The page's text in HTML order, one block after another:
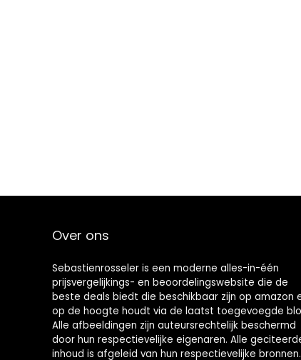
Over ons
Sebastienrosseler is een moderne alles-in-één
prijsvergelijkings- en beoordelingswebsite die de
beste deals biedt die beschikbaar zijn op amazon
op de hoogte houdt via de laatst toegevoegde
Alle afbeeldingen zijn auteursrechtelijk beschermd
door hun respectievelijke eigenaren. Alle
inhoud is afgeleid van hun respectievelijke bronnen.